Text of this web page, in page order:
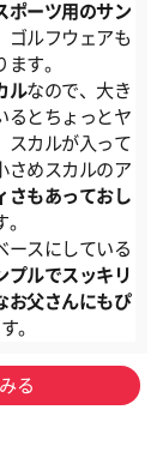
ポーツ用のサン
ゴルフウェアも
ます。
ルなので、大き
るとちょっとヤ
スカルが入って
さめスカルのア
さもあっておし
。
ースにしている
プルでスッキリ
お父さんにもぴ
。
る